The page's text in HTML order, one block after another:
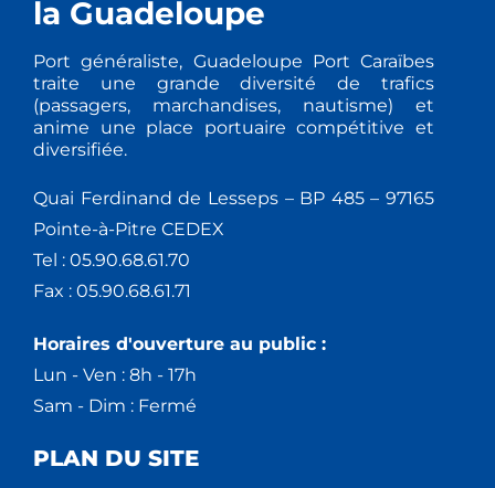
la Guadeloupe
Port généraliste, Guadeloupe Port Caraïbes
traite une grande diversité de trafics
(passagers, marchandises, nautisme) et
anime une place portuaire compétitive et
diversifiée.
Quai Ferdinand de Lesseps – BP 485 – 97165
Pointe-à-Pitre CEDEX
Tel : 05.90.68.61.70
Fax : 05.90.68.61.71
Horaires d'ouverture au public :
Lun - Ven : 8h - 17h
Sam - Dim : Fermé
PLAN DU SITE